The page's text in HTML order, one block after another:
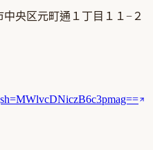
中央区元町通１丁目１１−２